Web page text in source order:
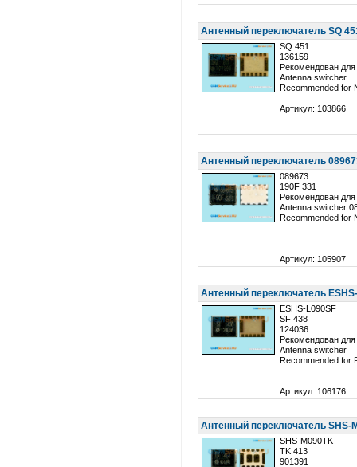
Антенный переключатель SQ
SQ 451
136159
Рекомендован
Antenna switcher
Recommended for
Артикул: 103866
Антенный переключатель
089673
190F 331
Рекомендован
Antenna switcher
Recommended for
Артикул: 105907
Антенный переключатель
ESHS-L090SF
SF 438
124036
Рекомендован
Antenna switcher
Recommended for
Артикул: 106176
Антенный переключатель SHS-
SHS-M090TK
TK 413
901391